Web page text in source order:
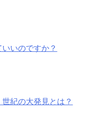
いのですか？
紀の大発見とは？